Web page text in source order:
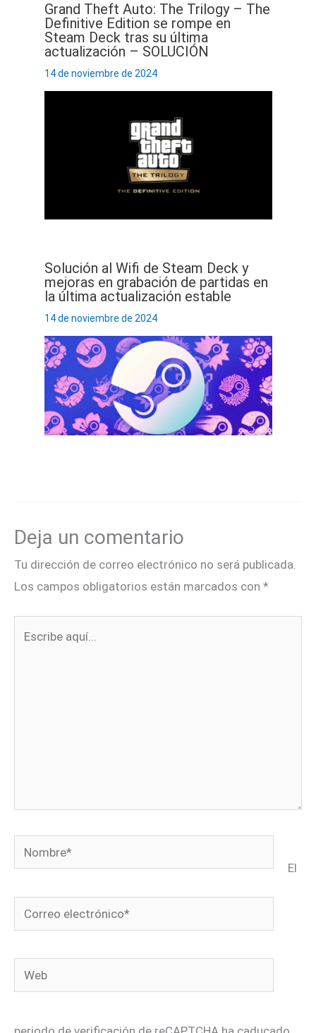
Grand Theft Auto: The Trilogy – The
Definitive Edition se rompe en
Steam Deck tras su última
actualización – SOLUCIÓN
14 de noviembre de 2024
Solución al Wifi de Steam Deck y
mejoras en grabación de partidas en
la última actualización estable
14 de noviembre de 2024
Deja un comentario
Tu dirección de correo electrónico no será publicada.
Los campos obligatorios están marcados con *
Nombre*
Correo
electrónico*
Web
El